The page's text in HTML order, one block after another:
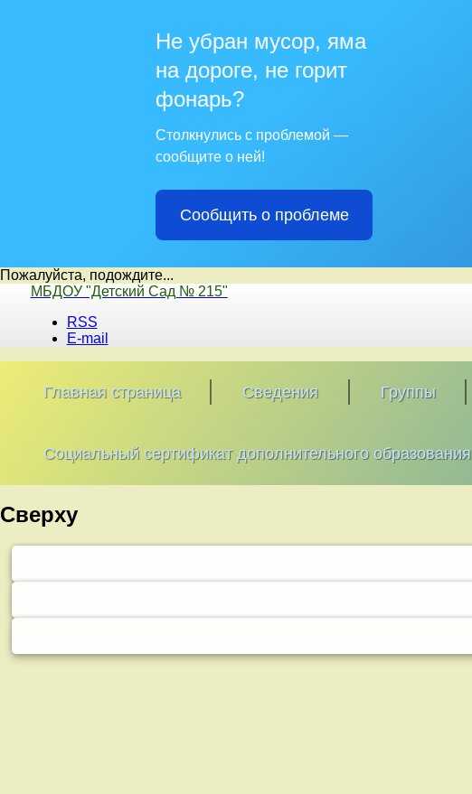
Не убран мусор, яма
на дороге, не горит
фонарь?
Столкнулись с проблемой —
сообщите о ней!
Сообщить о проблеме
Пожалуйста, подождите...
Перейти
содержимому
МБДОУ "Детский Сад № 215"
RSS
E-mail
Главная страница Сведения Группы
Социальный сертификат дополнительного образования
Сверху